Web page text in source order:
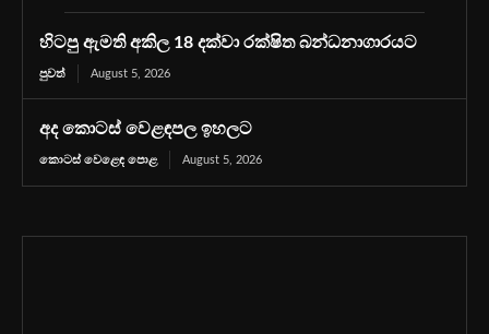
හිටපු ඇමති අකිල 18 දක්වා රක්ෂිත බන්ධනාගාරයට
පුවත් August 5, 2026
අද කොටස් වෙළඳපල ඉහලට
කොටස් වෙළෙඳ පොළ August 5, 2026